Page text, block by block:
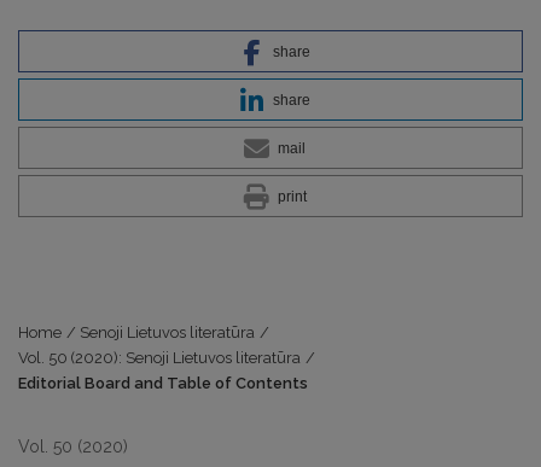
share
share
mail
print
Home / Senoji Lietuvos literatūra /
Vol. 50 (2020): Senoji Lietuvos literatūra /
Editorial Board and Table of Contents
Vol. 50 (2020)